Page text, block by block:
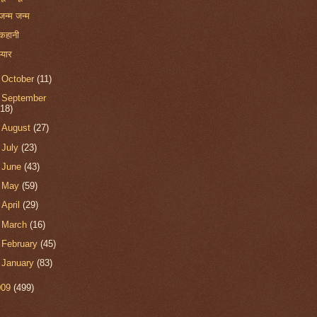
जन्म
October(11)
September
August(27)
July(23)
June(43)
May(59)
April(29)
March(16)
February(45)
January(83)
(499)